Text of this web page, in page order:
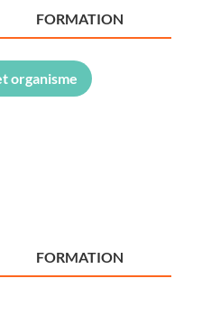
FORMATION
organisme
FORMATION